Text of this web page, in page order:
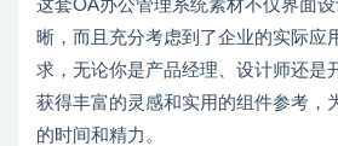
这套OA办公管理系统素材不仅界面
晰，而且充分考虑到了企业的实际应
求，无论你是产品经理、设计师还是
获得丰富的灵感和实用的组件参考，
的时间和精力。